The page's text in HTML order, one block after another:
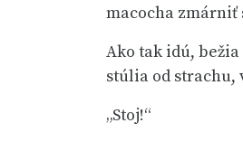
macocha zmárniť
Ako tak idú,
stúlia od strachu,
„Stoj!“